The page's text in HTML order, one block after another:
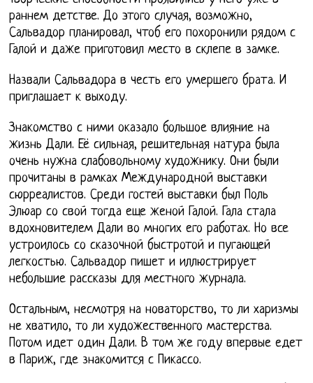
раннем детстве. До этого случая, возможно,
Сальвадор планировал, чтоб его похоронили рядом с
Галой и даже приготовил место в склепе в замке.
Назвали Сальвадора в честь его умершего брата. И
приглашает к выходу.
Знакомство с ними оказало большое влияние на
жизнь Дали. Её сильная, решительная натура была
очень нужна слабовольному художнику. Они были
прочитаны в рамках Международной выставки
сюрреалистов. Среди гостей выставки был Поль
Элюар со свой тогда еще женой Галой. Гала стала
вдохновителем Дали во многих его работах. Но все
устроилось со сказочной быстротой и пугающей
легкостью. Сальвадор пишет и иллюстрирует
небольшие рассказы для местного журнала.
Остальным, несмотря на новаторство, то ли харизмы
не хватило, то ли художественного мастерства.
Потом идет один Дали. В том же году впервые едет
в Париж, где знакомится с Пикассо.